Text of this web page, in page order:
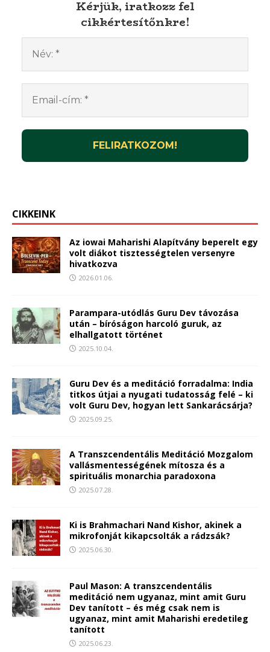
Kérjük, iratkozz fel
cikkértesítőnkre!
CIKKEINK
Az iowai Maharishi Alapítvány beperelt egy
volt diákot tisztességtelen versenyre
hivatkozva
2026.01.06.
Parampara-utódlás Guru Dev távozása
után – bíróságon harcoló guruk, az
elhallgatott történet
2025.10.04.
Guru Dev és a meditáció forradalma: India
titkos útjai a nyugati tudatosság felé – ki
volt Guru Dev, hogyan lett Sankarácsárja?
2025.09.25.
A Transzcendentális Meditáció Mozgalom
vallásmentességének mítosza és a
spirituális monarchia paradoxona
2025.07.28.
Ki is Brahmachari Nand Kishor, akinek a
mikrofonját kikapcsolták a rádzsák?
2025.06.30.
Paul Mason: A transzcendentális
meditáció nem ugyanaz, mint amit Guru
Dev tanított – és még csak nem is
ugyanaz, mint amit Maharishi eredetileg
tanított
2025.06.23.